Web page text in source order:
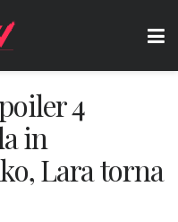
4
in
Lara torna